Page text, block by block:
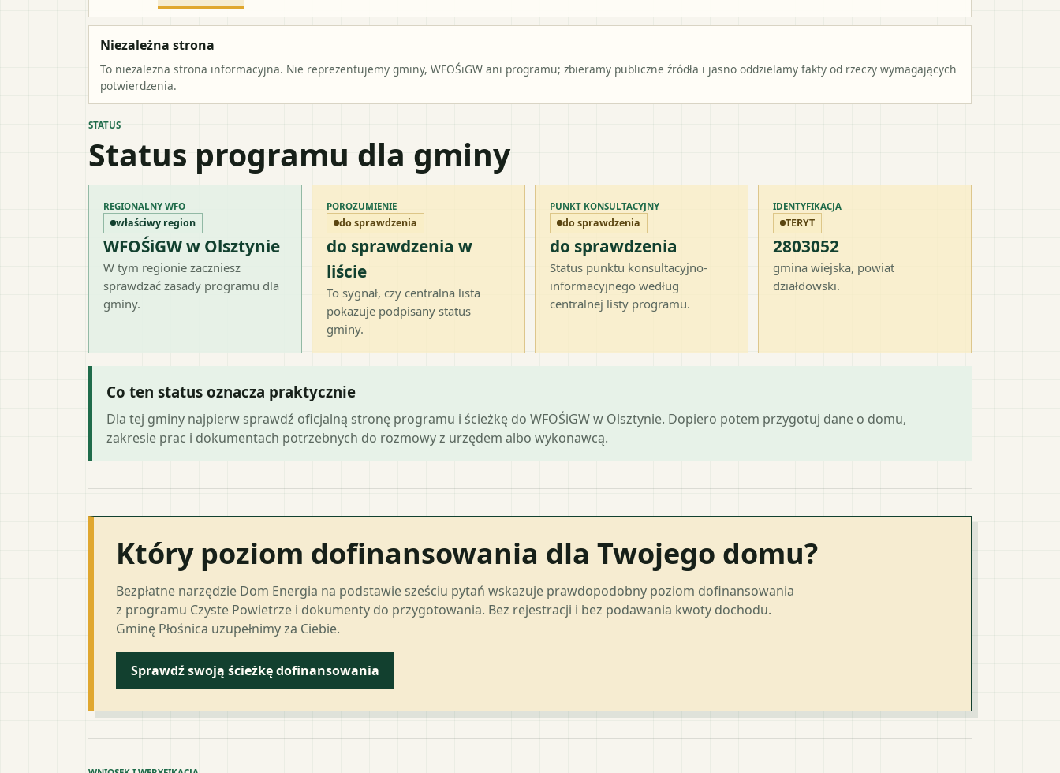
Niezależna strona
To niezależna strona informacyjna. Nie reprezentujemy gminy, WFOŚiGW ani programu; zbieramy publiczne źródła i jasno oddzielamy fakty od rzeczy wymagających
potwierdzenia.
STATUS
Status programu dla gminy
REGIONALNY WFO
właściwy region
WFOŚiGW w Olsztynie
W tym regionie zaczniesz
sprawdzać zasady programu dla
gminy.
POROZUMIENIE
do sprawdzenia
do sprawdzenia w
liście
To sygnał, czy centralna lista
pokazuje podpisany status
gminy.
PUNKT KONSULTACYJNY
do sprawdzenia
do sprawdzenia
Status punktu konsultacyjno-
informacyjnego według
centralnej listy programu.
IDENTYFIKACJA
TERYT
2803052
gmina wiejska, powiat
działdowski.
Co ten status oznacza praktycznie
Dla tej gminy najpierw sprawdź oficjalną stronę programu i ścieżkę do WFOŚiGW w Olsztynie. Dopiero potem przygotuj dane o domu,
zakresie prac i dokumentach potrzebnych do rozmowy z urzędem albo wykonawcą.
Który poziom dofinansowania dla Twojego domu?
Bezpłatne narzędzie Dom Energia na podstawie sześciu pytań wskazuje prawdopodobny poziom dofinansowania
z programu Czyste Powietrze i dokumenty do przygotowania. Bez rejestracji i bez podawania kwoty dochodu.
Gminę Płośnica uzupełnimy za Ciebie.
Sprawdź swoją ścieżkę dofinansowania